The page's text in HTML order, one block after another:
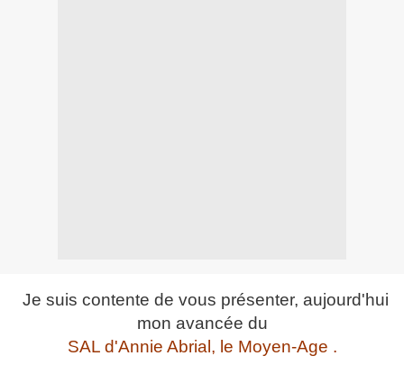
Je suis contente de vous présenter, aujourd'hui
mon avancée du
SAL d'Annie Abrial, le Moyen-Age .